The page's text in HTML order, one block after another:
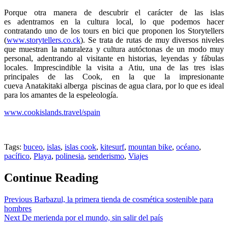
Porque otra manera de descubrir el carácter de las islas
es adentramos en la cultura local, lo que podemos hacer
contratando uno de los tours en bici que proponen los Storytellers
(www.storytellers.co.ck). Se trata de rutas de muy diversos niveles
que muestran la naturaleza y cultura autóctonas de un modo muy
personal, adentrando al visitante en historias, leyendas y fábulas
locales. Imprescindible la visita a Atiu, una de las tres islas
principales de las Cook, en la que la impresionante
cueva Anatakitaki alberga piscinas de agua clara, por lo que es ideal
para los amantes de la espeleología.
www.cookislands.travel/spain
Tags: buceo, islas, islas cook, kitesurf, mountan bike, océano,
pacífico, Playa, polinesia, senderismo, Viajes
Continue Reading
Previous Barbazul, la primera tienda de cosmética sostenible para
hombres
Next De merienda por el mundo, sin salir del país